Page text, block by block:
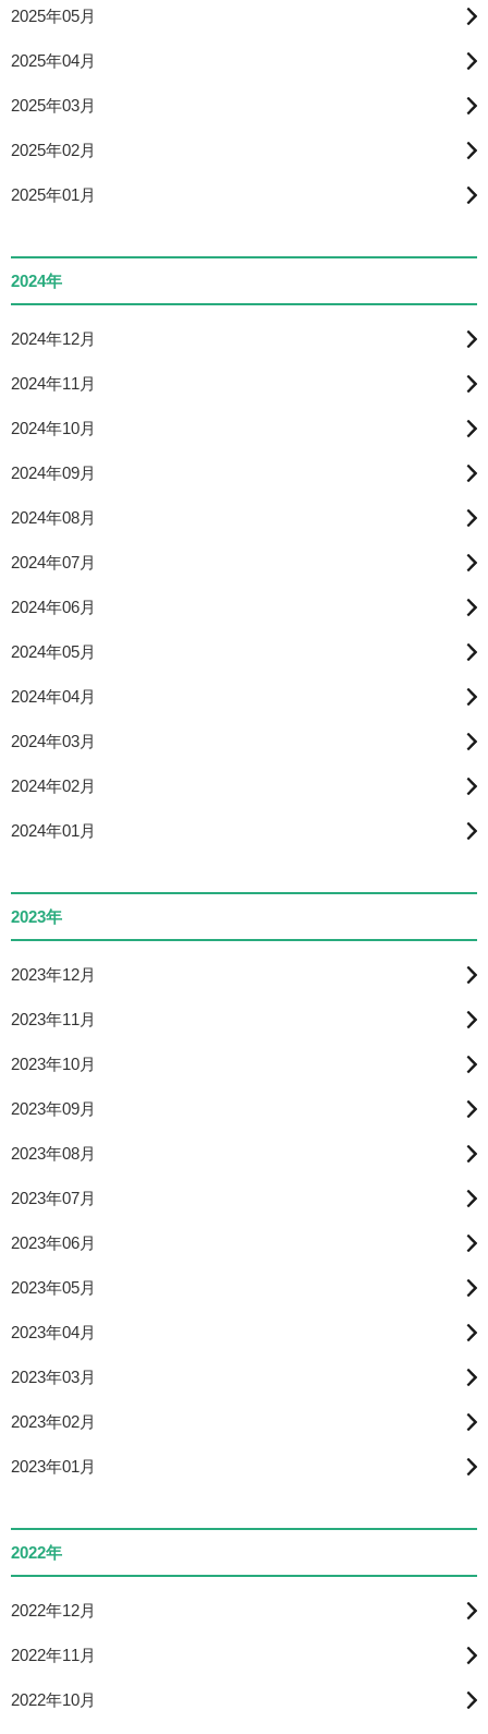
2025年05月
2025年04月
2025年03月
2025年02月
2025年01月
2024年
2024年12月
2024年11月
2024年10月
2024年09月
2024年08月
2024年07月
2024年06月
2024年05月
2024年04月
2024年03月
2024年02月
2024年01月
2023年
2023年12月
2023年11月
2023年10月
2023年09月
2023年08月
2023年07月
2023年06月
2023年05月
2023年04月
2023年03月
2023年02月
2023年01月
2022年
2022年12月
2022年11月
2022年10月